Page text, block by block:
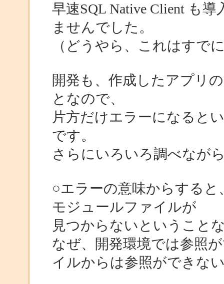
早速SQL Native Client も
ませんでした。
（どうやら、これはすで
開発も、作成したアプリ
となので、
片方だけエラーになると
です。
さらにいろいろ調べなが
○エラーの意味からする
モジュールファイルが
見つからないということ
なぜ、開発環境では参照
イルからは参照ができな